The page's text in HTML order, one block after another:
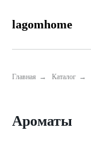
lagomhome
Главная → Каталог →
Ароматы